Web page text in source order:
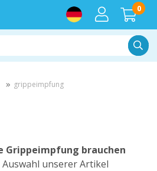
0
grippeimpfung
Grippeimpfung brauchen
unserer Artikel